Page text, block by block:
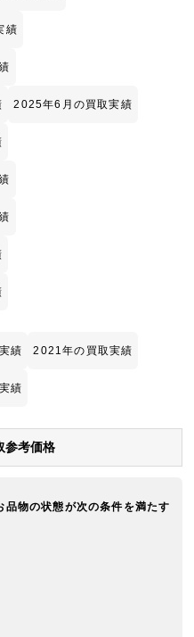
績
2025年6月の買取実績
績 2021年の買取実績
績
参考価格
物の状態が次の条件を満たす